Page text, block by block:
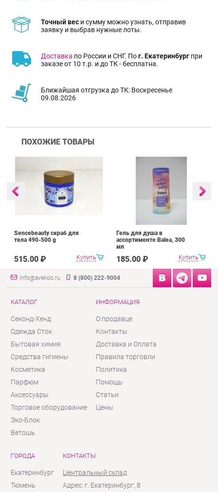
Точный вес и сумму можно узнать, отправив
заявку и выбрав нужные лоты.
Доставка по России и СНГ. Пог. Екатеринбург при
заказе от 10 т.р. и до ТК - бесплатна.
Ближайшая отгрузка до ТК: Воскресенье
09.08.2026
ПОХОЖИЕ ТОВАРЫ
Купить
Sencebeauty скраб для
тела 490-500 g
515.00 ₽ Купить
Гель для душа в
ассортименте Balea, 300
мл
185.00 ₽
info@avekoo.ru 8 (800) 222-9004
КАТАЛОГ
Секонд-Хенд
Одежда Сток
Бытовая химия
Средства гигиены
Косметика
Парфюм
Аксессуары
Торговое оборудование
Эко-Блок
Ветошь
ИНФОРМАЦИЯ
О продавце
Контакты
Доставка и Оплата
Правила торговли
Политика
Помощь
Статьи
Цены
ГОРОДА
Екатеринбург
Тюмень
КОНТАКТЫ
Центральный склад
Адрес: г. Екатеринбург, 8